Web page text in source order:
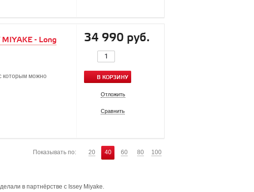
- Long
которым можно
34 990 руб.
В КОРЗИНУ
Отложить
Сравнить
Показывать по: 20 40 60 80 100
в партнёрстве с Issey Miyake.